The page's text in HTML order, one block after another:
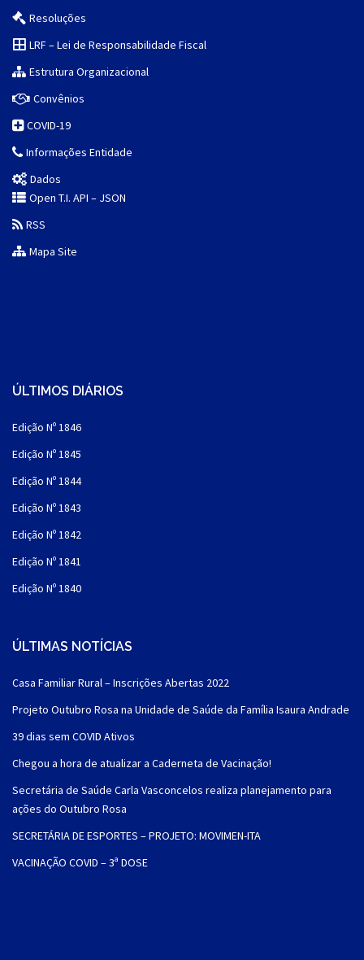
Resoluções
LRF – Lei de Responsabilidade Fiscal
Estrutura Organizacional
Convênios
COVID-19
Informações Entidade
Dados
Open T.I. API – JSON
RSS
Mapa Site
ÚLTIMOS DIÁRIOS
Edição Nº 1846
Edição Nº 1845
Edição Nº 1844
Edição Nº 1843
Edição Nº 1842
Edição Nº 1841
Edição Nº 1840
ÚLTIMAS NOTÍCIAS
Casa Familiar Rural – Inscrições Abertas 2022
Projeto Outubro Rosa na Unidade de Saúde da Família Isaura Andrade
39 dias sem COVID Ativos
Chegou a hora de atualizar a Caderneta de Vacinação!
Secretária de Saúde Carla Vasconcelos realiza planejamento para
ações do Outubro Rosa
SECRETÁRIA DE ESPORTES – PROJETO: MOVIMEN-ITA
VACINAÇÃO COVID – 3ª DOSE